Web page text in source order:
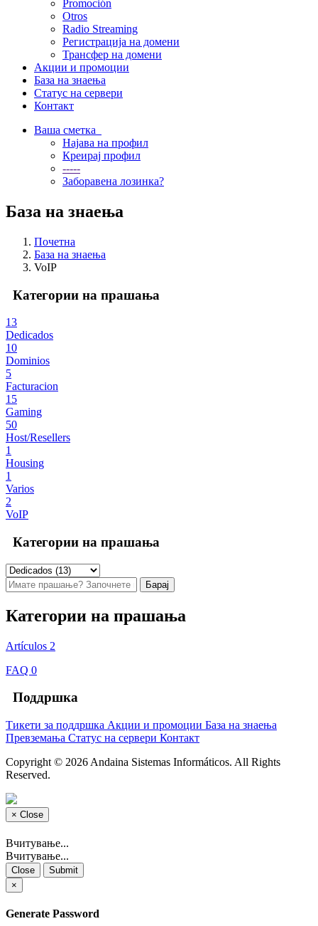
Promoción
Otros
Radio Streaming
Регистрација на домени
Трансфер на домени
Акции и промоции
База на знаења
Статус на сервери
Контакт
Ваша сметка
Најава на профил
Креирај профил
-----
Заборавена лозинка?
База на знаења
Почетна
База на знаења
VoIP
Категории на прашања
13
Dedicados
10
Dominios
5
Facturacion
15
Gaming
50
Host/Resellers
1
Housing
1
Varios
2
VoIP
Категории на прашања
Категории на прашања
Artículos 2
FAQ 0
Поддршка
Тикети за поддршка Акции и промоции База на знаења
Превземања Статус на сервери Контакт
Copyright © 2026 Andaina Sistemas Informáticos. All Rights
Reserved.
× Close
Вчитување...
Вчитување...
Close
Submit
×
Generate Password